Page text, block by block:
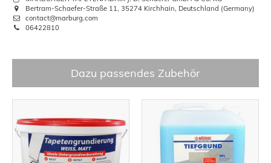
Bertram-Schaefer-Straße 11, 35274 Kirchhain, Deutschland (Germany)
contact@marburg.com
06422810
Dazu passendes Zubehör